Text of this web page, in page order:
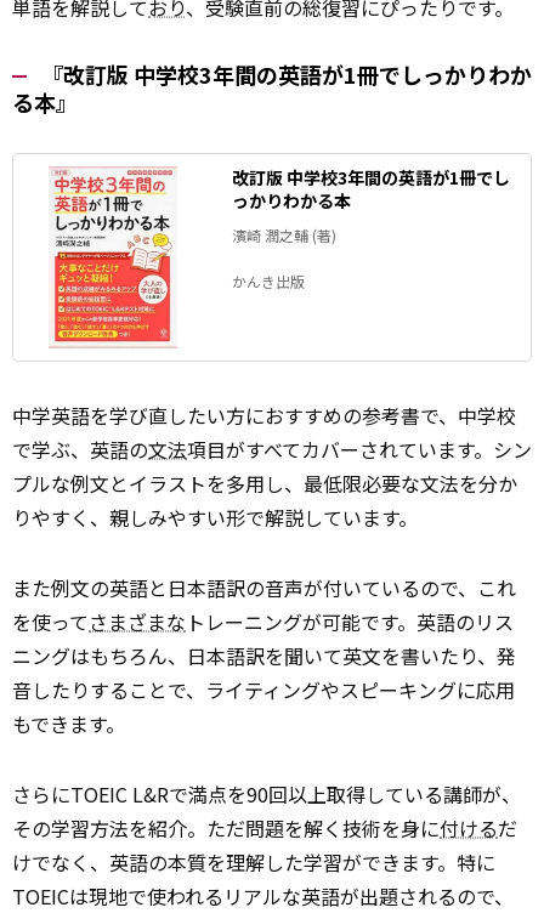
単語を解説しており、受験直前の総復習にぴったりです。
『改訂版 中学校3年間の英語が1冊でしっかりわか
る本』
改訂版 中学校3年間の英語が1冊でし
っかりわかる本
濱崎 潤之輔 (著)
かんき出版
中学英語を学び直したい方におすすめの参考書で、中学校
で学ぶ、英語の文法項目がすべてカバーされています。シン
プルな例文とイラストを多用し、最低限必要な文法を分か
りやすく、親しみやすい形で解説しています。
また例文の英語と日本語訳の音声が付いているので、これ
を使ってさまざまな トレーニングが可能です。英語のリス
ニングはもちろん、日本語訳を聞いて英文を書いたり、発
音したりすることで、ライティングやスピーキングに応用
もできます。
さらにTOEIC L&Rで満点を90回以上取得している講師が、
その学習方法を紹介。ただ問題を解く技術を身に付けるだ
けでなく、英語の本質を理解した学習ができます。特に
TOEICは現地で使われるリアルな英語が出題されるので、